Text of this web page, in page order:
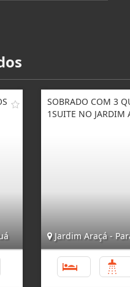
SOBRADO COM 3
1SUITE NO JARDIM
Jardim Araçá -